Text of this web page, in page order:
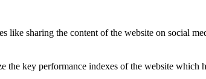
like sharing the content of the website on social
the key performance indexes of the website